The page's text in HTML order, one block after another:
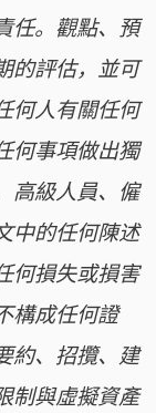
任。觀點、預
的評估，並可
何人有關任何
何事項做出獨
高級人員、僱
中的任何陳述
何損失或損害
構成任何證
約、招攬、建
制與虛擬資產